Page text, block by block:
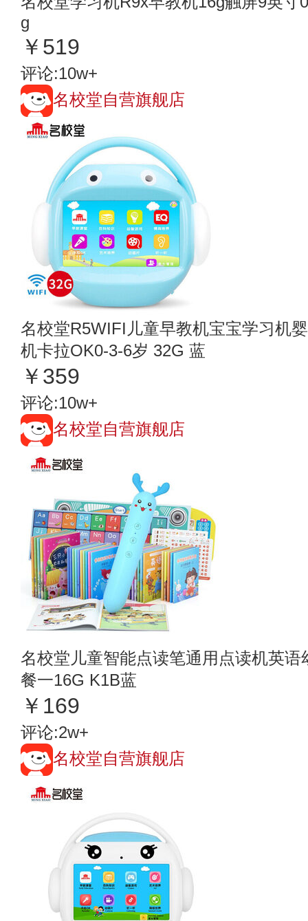
g
￥519
评论:10w+
名校堂自营旗舰店
名校堂R5WIFI儿童早教机宝宝学习机
机卡拉OK0-3-6岁 32G 蓝
￥359
评论:10w+
名校堂自营旗舰店
名校堂儿童智能点读笔通用点读机英
餐一16G K1B蓝
￥169
评论:2w+
名校堂自营旗舰店